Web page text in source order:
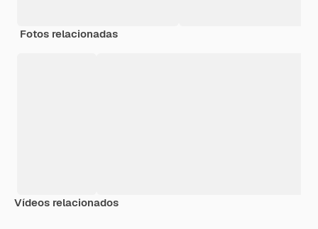
Fotos relacionadas
Vídeos relacionados